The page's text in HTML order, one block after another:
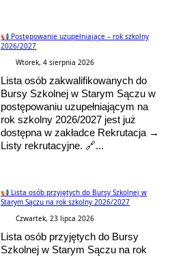
📢 Postępowanie uzupełniające – rok szkolny
2026/2027
Wtorek, 4 sierpnia 2026
Lista osób zakwalifikowanych do
Bursy Szkolnej w Starym Sączu w
postępowaniu uzupełniającym na
rok szkolny 2026/2027 jest już
dostępna w zakładce Rekrutacja →
Listy rekrutacyjne. 🔗...
📢 Lista osób przyjętych do Bursy Szkolnej w
Starym Sączu na rok szkolny 2026/2027
Czwartek, 23 lipca 2026
Lista osób przyjętych do Bursy
Szkolnej w Starym Sączu na rok